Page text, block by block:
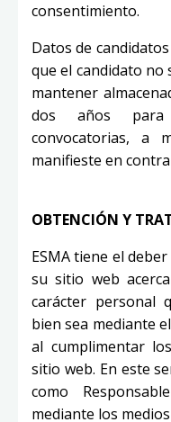
consentimiento.
Datos de candidatos
que el candidato no
mantener
dos años
convocatorias, a
manifieste en
OBTENCIÓN Y
ESMA tiene el
su sitio web
carácter personal
bien sea mediante
al cumplimentar
sitio web. En este
como
mediante los